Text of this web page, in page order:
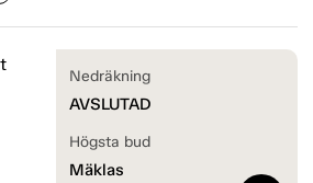
Nedräkning
AVSLUTAD
Högsta bud
Mäklas